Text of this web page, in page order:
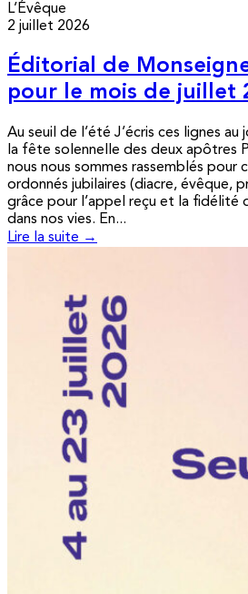
L’Évêque
2 juillet 2026
Éditorial de
pour le mois de juillet
Au seuil de l’été J’écris ces lignes au
la fête solennelle des deux apôtres
nous nous sommes rassemblés pour
ordonnés jubilaires (diacre, évêque,
grâce pour l’appel reçu et la fidélité
dans nos vies. En...
Lire la suite →